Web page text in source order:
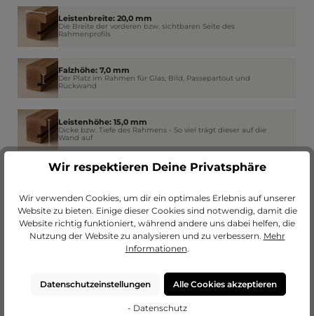
Leistenbreite: 20,0 mm
Die Breite der vorderen bzw. sichtbaren Seite des
Rahmenprofils
Falzhöhe: 7,0 mm
Der Platz im Rahmen für Glas, Bild, Passepartout und
Rückwand
Leistenhöhe: 15,0 mm
Dicke bzw. Tiefe des Rahmens - So viel trägt dieser auf die
Wand auf
Falzbreite: 6,5 mm
Wir respektieren Deine Privatsphäre
Wir verwenden Cookies, um dir ein optimales Erlebnis auf unserer
Website zu bieten. Einige dieser Cookies sind notwendig, damit die
Website richtig funktioniert, während andere uns dabei helfen, die
Nutzung der Website zu analysieren und zu verbessern. Mehr
Informationen.
Datenschutzeinstellungen Alle Cookies akzeptieren
- Datenschutz